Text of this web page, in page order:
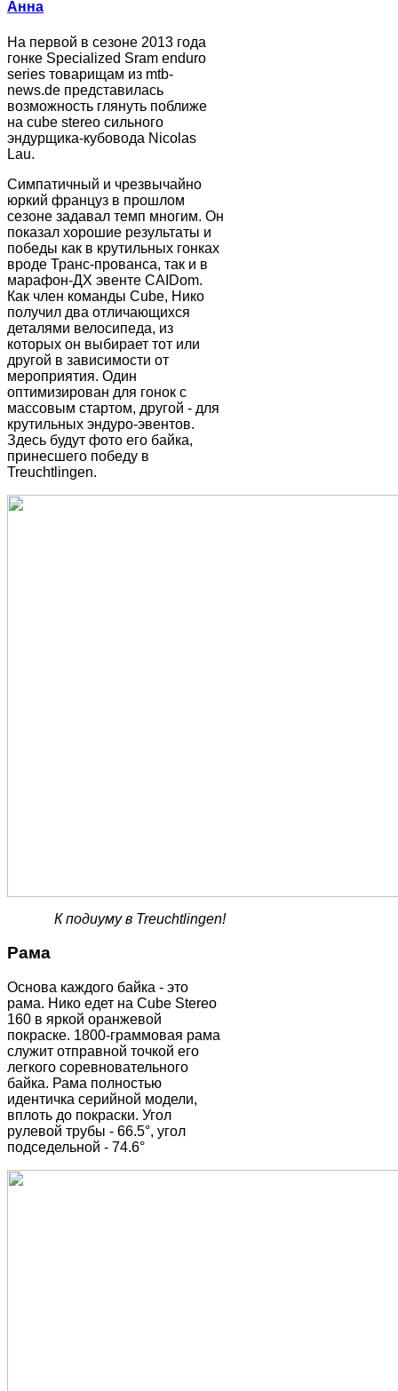
Анна
На первой в сезоне 2013 года
гонке Specialized Sram enduro
series товарищам из mtb-
news.de представилась
возможность глянуть поближе
на cube stereo сильного
эндурщика-кубовода Nicolas
Lau.
Симпатичный и чрезвычайно
юркий француз в прошлом
сезоне задавал темп многим. Он
показал хорошие результаты и
победы как в крутильных гонках
вроде Транс-прованса, так и в
марафон-ДХ эвенте CAIDom.
Как член команды Cube, Нико
получил два отличающихся
деталями велосипеда, из
которых он выбирает тот или
другой в зависимости от
мероприятия. Один
оптимизирован для гонок с
массовым стартом, другой - для
крутильных эндуро-эвентов.
Здесь будут фото его байка,
принесшего победу в
Treuchtlingen.
К подиуму в Treuchtlingen!
Рама
Основа каждого байка - это
рама. Нико едет на Cube Stereo
160 в яркой оранжевой
покраске. 1800-граммовая рама
служит отправной точкой его
легкого соревновательного
байка. Рама полностью
идентичка серийной модели,
вплоть до покраски. Угол
рулевой трубы - 66.5°, угол
подседельной - 74.6°